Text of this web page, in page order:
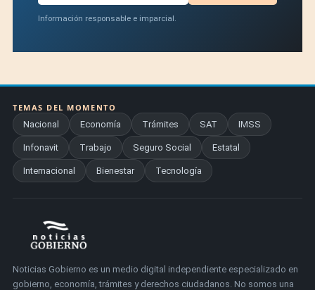
Información responsable e imparcial.
TEMAS DEL MOMENTO
Nacional
Economía Trámites SAT IMSS
Infonavit Trabajo Seguro Social Estatal
Internacional Bienestar Tecnología
Noticias Gobierno es un medio digital independiente especializado en
gobierno, economía, trámites y derechos ciudadanos. No somos una